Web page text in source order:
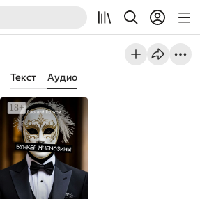
Текст Аудио